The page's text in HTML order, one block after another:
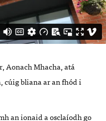
Aonach Mhacha, atá
cúig bliana ar an fhód i
an ionaid a osclaíodh go